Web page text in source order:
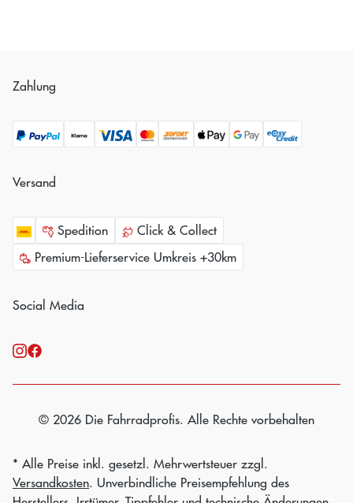
Zahlung
Versand
Spedition
Click & Collect
Premium-Lieferservice Umkreis +30km
Social Media
© 2026 Die Fahrradprofis. Alle Rechte vorbehalten
* Alle Preise inkl. gesetzl. Mehrwertsteuer zzgl.
Versandkosten. Unverbindliche Preisempfehlung des